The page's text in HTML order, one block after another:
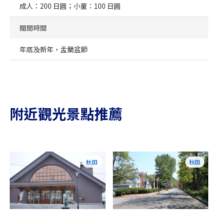
成人：200 日圓；小童：100 日圓
關閉時間
年底及新年，盂蘭盆節
附近觀光景點推薦
秋田 秋田